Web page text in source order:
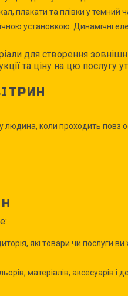
плакати та плівки у
установкою. Динамічні
для створення
та ціну на цю послугу
людина, коли проходить повз
які товари чи послуги
матеріалів, аксесуарів